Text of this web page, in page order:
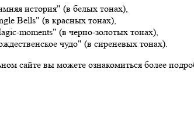
история" (в белых тонах),
Bells" (в красных тонах),
moments" (в черно-золотых тонах),
чудо" (в сиреневых тонах).
сайте вы можете ознакомиться более